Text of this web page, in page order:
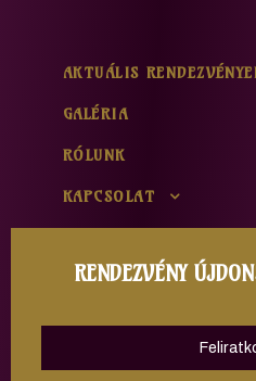
AKTUÁLIS
GALÉRIA
RÓLUNK
KAPCSOLAT
RENDEZVÉNY